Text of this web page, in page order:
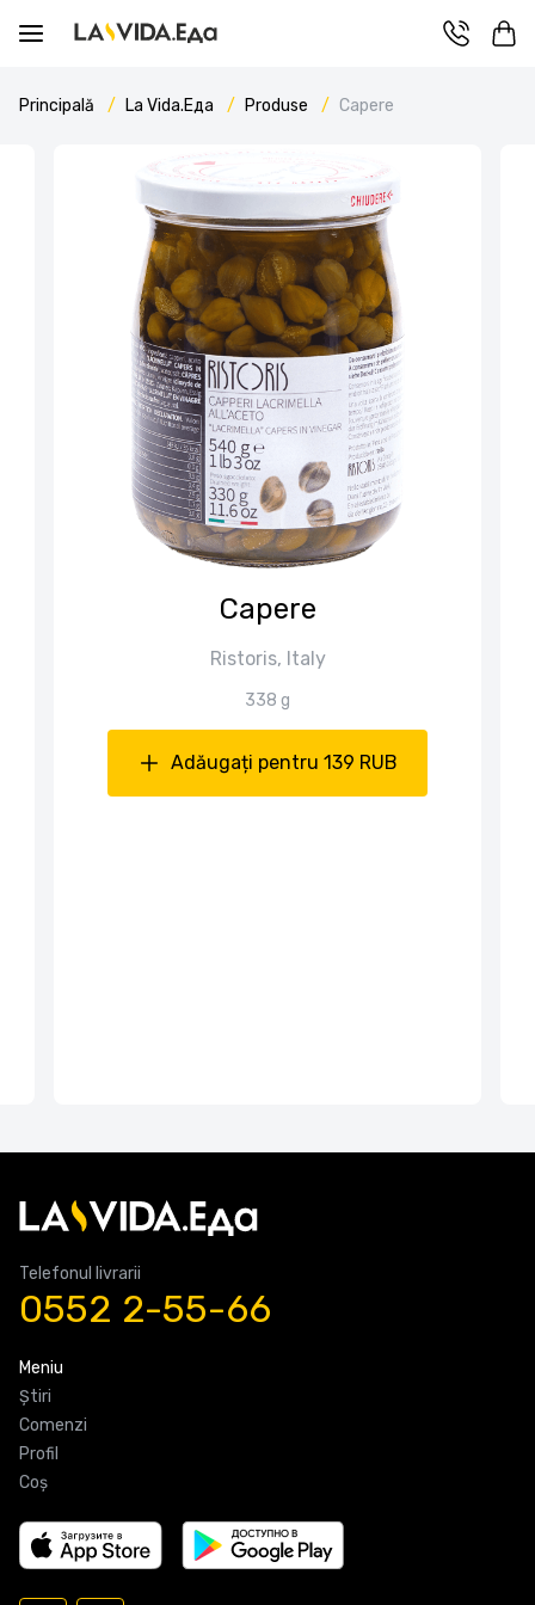
Principală La Vida.Еда Produse Capere
Capere
Ristoris, Italy
338 g
Adăugați pentru 139 RUB
Telefonul livrarii
0552 2-55-66
Meniu
Știri
Comenzi
Profil
Coş